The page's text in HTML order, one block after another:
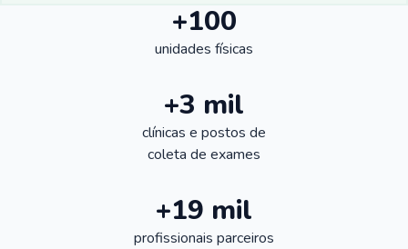
+100
unidades físicas
+3 mil
clínicas e postos de
coleta de exames
+19 mil
profissionais parceiros